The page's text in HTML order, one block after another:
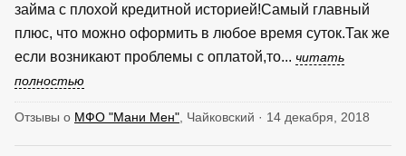
займа с плохой кредитной историей!Самый главный
плюс, что можно оформить в любое время суток.Так же
если возникают проблемы с оплатой,то... читать
полностью
Отзывы о МФО "Мани Мен" , Чайковский · 14 декабря, 2018